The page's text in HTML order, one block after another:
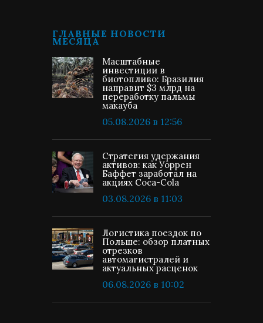
ГЛАВНЫЕ НОВОСТИ
МЕСЯЦА
Масштабные
инвестиции в
биотопливо: Бразилия
направит $3 млрд на
переработку пальмы
макауба
05.08.2026 в 12:56
Стратегия удержания
активов: как Уоррен
Баффет заработал на
акциях Coca-Cola
03.08.2026 в 11:03
Логистика поездок по
Польше: обзор платных
отрезков
автомагистралей и
актуальных расценок
06.08.2026 в 10:02